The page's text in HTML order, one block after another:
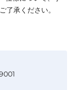
了承ください。